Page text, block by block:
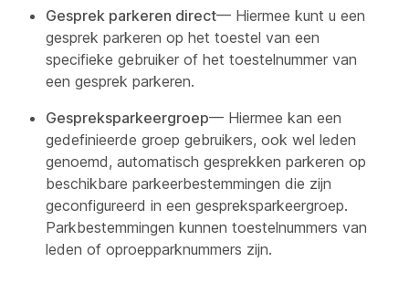
Gesprek parkeren direct— Hiermee kunt u een
gesprek parkeren op het toestel van een
specifieke gebruiker of het toestelnummer van
een gesprek parkeren.
Gespreksparkeergroep— Hiermee kan een
gedefinieerde groep gebruikers, ook wel leden
genoemd, automatisch gesprekken parkeren op
beschikbare parkeerbestemmingen die zijn
geconfigureerd in een gespreksparkeergroep.
Parkbestemmingen kunnen toestelnummers van
leden of oproepparknummers zijn.